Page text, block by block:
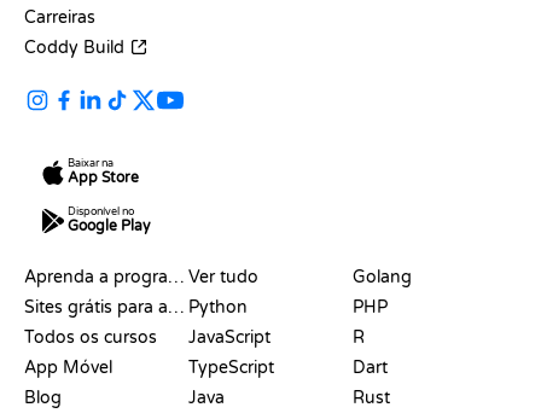
Carreiras
Coddy Build
Baixar na
App Store
Disponível no
Google Play
Aprenda a programar
Sites grátis para aprender a programar
Todos os cursos
App Móvel
Blog
Ver tudo
Python
JavaScript
TypeScript
Java
Golang
PHP
R
Dart
Rust